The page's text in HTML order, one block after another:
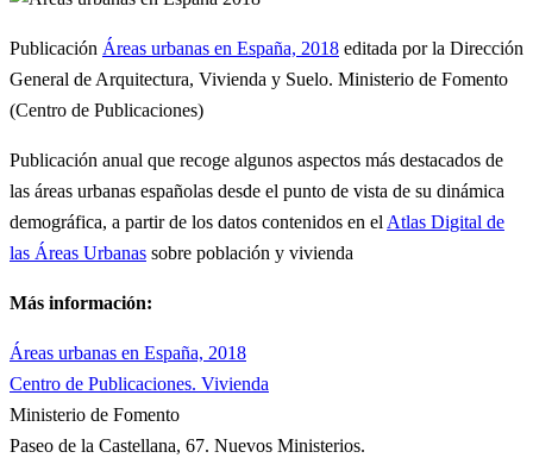
Publicación Áreas urbanas en España, 2018 editada por la Dirección
General de Arquitectura, Vivienda y Suelo. Ministerio de Fomento
(Centro de Publicaciones)
Publicación anual que recoge algunos aspectos más destacados de
las áreas urbanas españolas desde el punto de vista de su dinámica
demográfica, a partir de los datos contenidos en el Atlas Digital de
las Áreas Urbanas sobre población y vivienda
Más información:
Áreas urbanas en España, 2018
Centro de Publicaciones. Vivienda
Ministerio de Fomento
Paseo de la Castellana, 67. Nuevos Ministerios.